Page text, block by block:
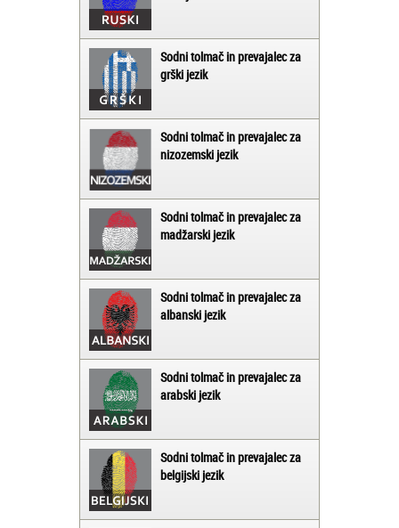
Sodni tolmač in prevajalec za
grški jezik
Sodni tolmač in prevajalec za
nizozemski jezik
Sodni tolmač in prevajalec za
madžarski jezik
Sodni tolmač in prevajalec za
albanski jezik
Sodni tolmač in prevajalec za
arabski jezik
Sodni tolmač in prevajalec za
belgijski jezik